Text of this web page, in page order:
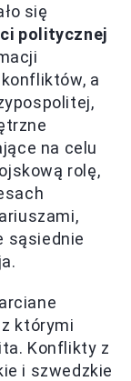
się
politycznej
a
na celu
rolę,
sąsiednie
którymi
Konflikty z
i szwedzkie